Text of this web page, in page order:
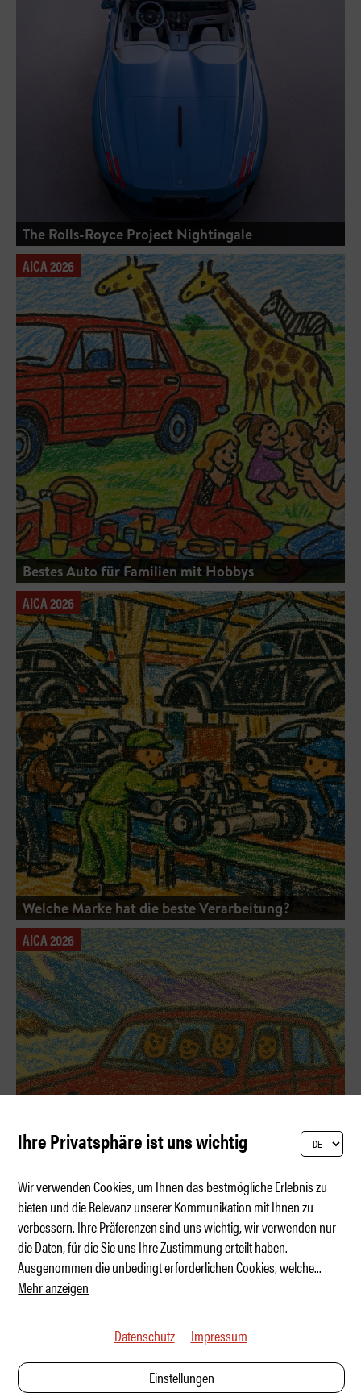
The Rolls-Royce Project Nightingale
AICA 2026
Bestes Auto für Familien mit Hobbys
AICA 2026
Welche Marke hat die beste Verarbeitung?
AICA 2026
Kategorie: Das beste Reiseauto
Ihre Privatsphäre ist uns wichtig
Wir verwenden Cookies, um Ihnen das bestmögliche Erlebnis zu
bieten und die Relevanz unserer Kommunikation mit Ihnen zu
verbessern. Ihre Präferenzen sind uns wichtig, wir verwenden nur
die Daten, für die Sie uns Ihre Zustimmung erteilt haben.
Ausgenommen die unbedingt erforderlichen Cookies, welche...
Mehr anzeigen
Datenschutz Impressum
Einstellungen